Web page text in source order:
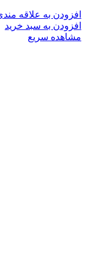
افزودن به علاقه
افزودن به سبد خرید
مشاهده سریع